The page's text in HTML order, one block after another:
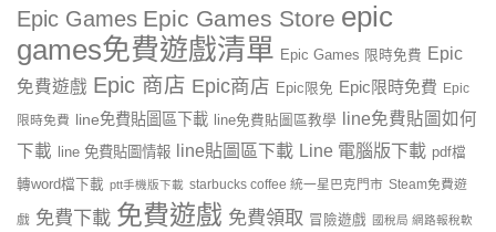
Epic Games Epic Games Store epic
games免費遊戲清單 Epic Games 限時免費 Epic
免費遊戲 Epic 商店 Epic商店 Epic限免 Epic限時免費 Epic
限時免費 line免費貼圖區下載 line免費貼圖區教學
line免費貼圖如何
下載
line 免費貼圖情報 line貼圖區下載 Line 電腦版下載 pdf檔
轉word檔下載 ptt手機版下載 starbucks coffee 統一星巴克門市 Steam免費遊
戲 免費下載 免費遊戲 免費領取 冒險遊戲 國稅局 網路報稅軟